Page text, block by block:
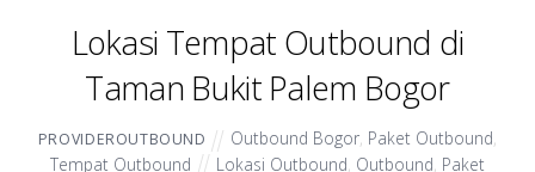
Lokasi Tempat Outbound di
Taman Bukit Palem Bogor
PROVIDEROUTBOUND Outbound Bogor, Paket Outbound,
Tempat Outbound
Lokasi Outbound, Outbound, Paket